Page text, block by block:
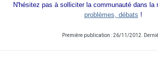
N'hésitez pas à solliciter la communauté dans la
problèmes, débats !
Première publication : 26/11/2012.